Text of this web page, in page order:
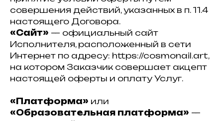
совершения действий, указанных в п. 11.4
настоящего Договора.
«Сайт» — официальный сайт
Исполнителя, расположенный в сети
Интернет по адресу: https://cosmonail.art,
на котором Заказчик совершает акцепт
настоящей оферты и оплату Услуг.
«Платформа» или
«Образовательная платформа» —